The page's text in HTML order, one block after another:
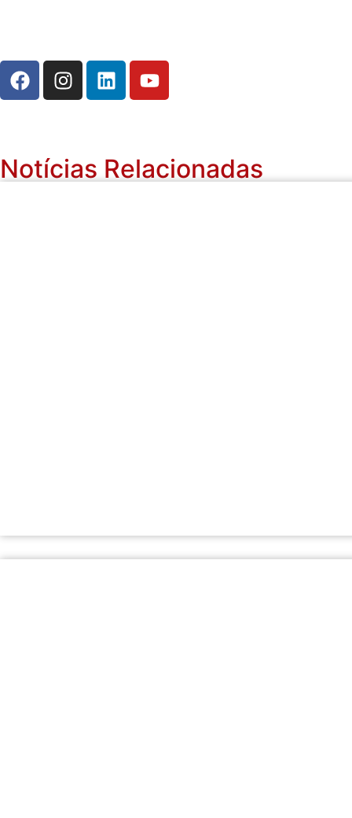
Notícias Relacionadas